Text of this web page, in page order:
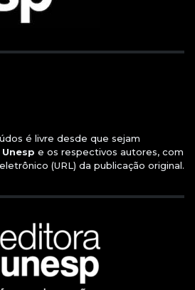
é livre desde que sejam
e os respectivos autores, com
(URL) da publicação original.